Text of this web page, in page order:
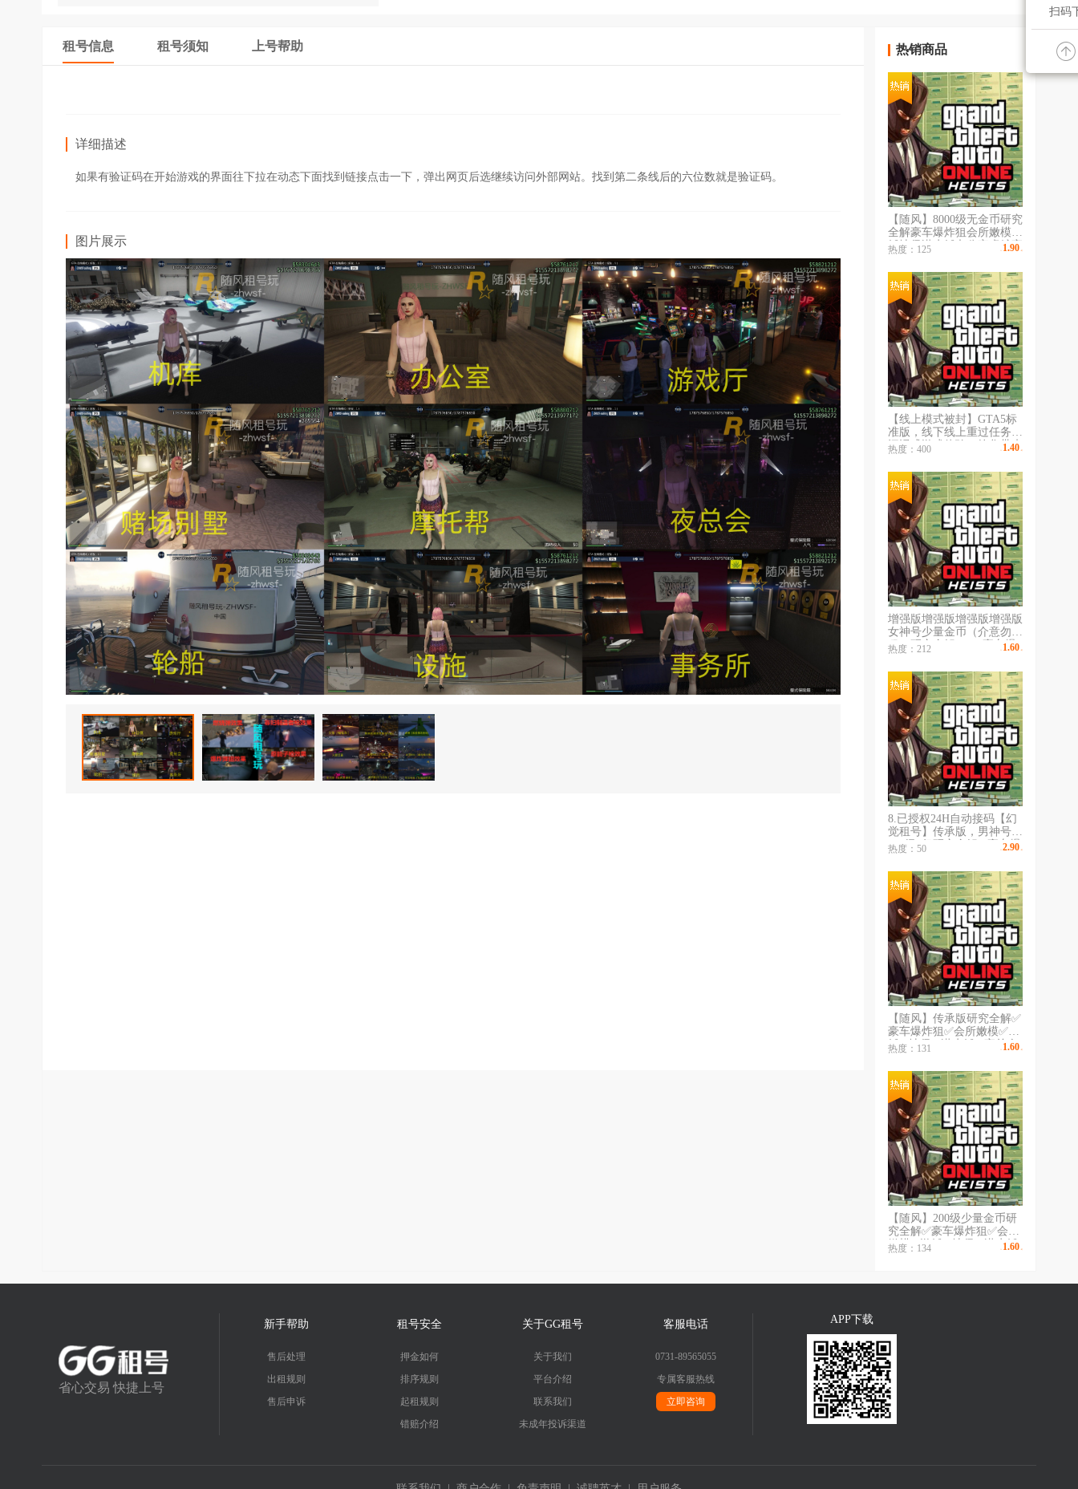
租号信息 租号须知 上号帮助
详细描述
如果有验证码在开始游戏的界面往下拉在动态下面找到链接点击一下，弹出网页后选继续访问外部网站。找到第二条线后的六位数就是验证码。
图片展示
热销商品
【随风】8000级无金币研究
全解豪车爆炸狙会所嫩模游
艇地堡潜水艇办公室虎鲸夜
总会游
热度：125 1.90
【线上模式被封】GTA5标
准版，线下线上重过任务，
沉浸式游戏体验，给您带来
不一样的体验，无令牌秒登
陆，专业出租不顶号，长租
更划算，收藏不迷路
热度：400 1.40
增强版增强版增强版增强版
女神号少量金币（介意勿
租）研究全解✅50+豪车爆
炸狙✅会所嫩模✅游艇✅地
堡✅潜水艇✅全解锁✅
热度：212 1.60
8.已授权24H自动接码【幻
觉租号】传承版，男神号
856级2亿研究全解✅豪车爆
炸狙✅会所嫩模✅游艇✅地
堡✅潜水艇✅全解锁✅/暴君
MK2系列满改超跑
热度：50 2.90
【随风】传承版研究全解✅
豪车爆炸狙✅会所嫩模✅游
艇✅地堡✅潜水艇✅夜总会
✅赌场
热度：131 1.60
【随风】200级少量金币研
究全解✅豪车爆炸狙✅会所
嫩模✅游艇✅地堡✅潜水艇
✅全解锁✅
热度：134 1.60
省心交易 快捷上号
新手帮助
售后处理
出租规则
售后申诉
租号安全
押金如何
排序规则
起租规则
错赔介绍
关于GG租号
关于我们
平台介绍
联系我们
未成年投诉渠道
客服电话
0731-89565055
专属客服热线
立即咨询
APP下载
扫码